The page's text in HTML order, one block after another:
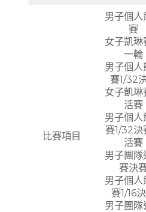
比賽項目
男子個人
賽
女子凱琳
一輪
男子個人
賽1/32
女子凱琳
活賽
男子個人
賽1/32決
活賽
男子團隊
賽決
男子個人
賽1/16
男子團隊